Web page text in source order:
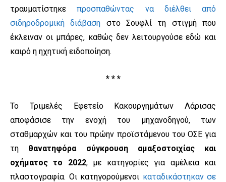
τραυματίστηκεπροσπαθώντας να διέλθει από
σιδηροδρομική διάβαση στο Σουφλί τη στιγμή που
έκλειναν οι μπάρες, καθώς δεν λειτουργούσε εδώ και
καιρό η ηχητική ειδοποίηση.
* * *
Το Τριμελές Εφετείο Κακουργημάτων Λάρισας
αποφάσισε την ενοχή του μηχανοδηγού, των
σταθμαρχών και του πρώην προϊστάμενου του ΟΣΕ για
τη θανατηφόρα σύγκρουση αμαξοστοιχίας και
οχήματος το 2022, με κατηγορίες για αμέλεια και
πλαστογραφία. Οι κατηγορούμενοι καταδικάστηκαν σε